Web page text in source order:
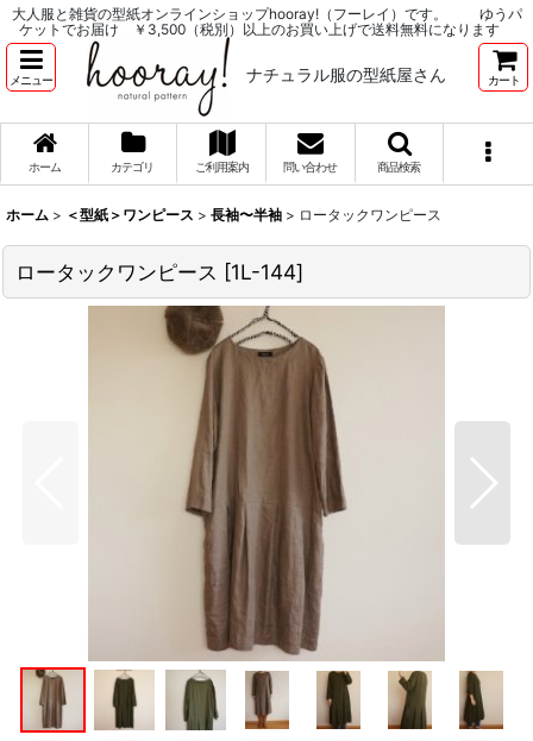
大人服と雑貨の型紙オンラインショップhooray!（フーレイ）です。 ゆうパ
ケットでお届け ￥3,500（税別）以上のお買い上げで送料無料になります
メニュー ナチュラル服の型紙屋さん カート
ホーム カテゴリ ご利用案内 問い合わせ 商品検索
ホーム > ＜型紙＞ワンピース > 長袖〜半袖 > ロータックワンピース
ロータックワンピース [1L-144]